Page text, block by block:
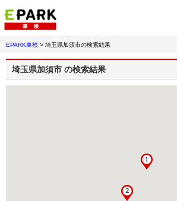
EPARK車検 > 埼玉県加須市の検索結果
埼玉県加須市 の検索結果